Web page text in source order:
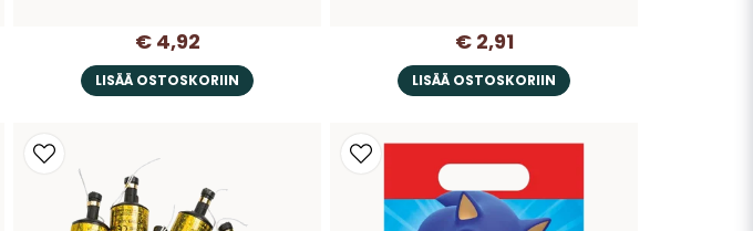
€ 4,92
LISÄÄ OSTOSKORIIN
€ 2,91
LISÄÄ OSTOSKORIIN